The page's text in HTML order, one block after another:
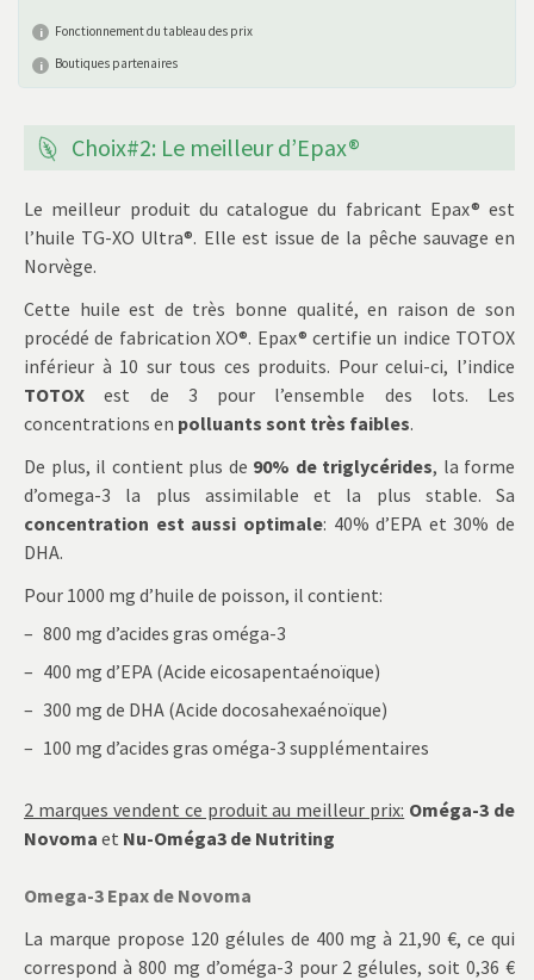
Fonctionnement du tableau des prix
Boutiques partenaires
Choix#2: Le meilleur d’Epax®
Le meilleur produit du catalogue du fabricant Epax® est
l’huile TG-XO Ultra®. Elle est issue de la pêche sauvage en
Norvège.
Cette huile est de très bonne qualité, en raison de son
procédé de fabrication XO®. Epax® certifie un indice TOTOX
inférieur à 10 sur tous ces produits. Pour celui-ci, l’indice
TOTOX est de 3 pour l’ensemble des lots. Les
concentrations en polluants sont très faibles.
De plus, il contient plus de 90% de triglycérides, la forme
d’omega-3 la plus assimilable et la plus stable. Sa
concentration est aussi optimale: 40% d’EPA et 30% de
DHA.
Pour 1000 mg d’huile de poisson, il contient:
800 mg d’acides gras oméga-3
400 mg d’EPA (Acide eicosapentaénoïque)
300 mg de DHA (Acide docosahexaénoïque)
100 mg d’acides gras oméga-3 supplémentaires
2 marques vendent ce produit au meilleur prix: Oméga-3 de
Novoma et Nu-Oméga3 de Nutriting
Omega-3 Epax de Novoma
La marque propose 120 gélules de 400 mg à 21,90 €, ce qui
correspond à 800 mg d’oméga-3 pour 2 gélules, soit 0,36 €